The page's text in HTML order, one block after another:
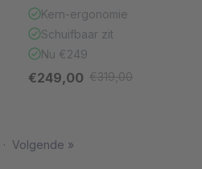
Kern-ergonomie
Schuifbaar zit
Nu €249
Verkoopprijs
€249,00 Reguliere prijs
€319,00
· Volgende »